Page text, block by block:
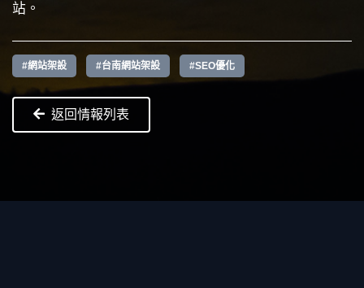
站。
#網站架設 #台南網站架設 #SEO優化
返回情報列表